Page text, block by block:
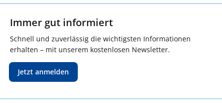
Immer gut informiert
Schnell und zuverlässig die wichtigsten Informationen
erhalten – mit unserem kostenlosen Newsletter.
Jetzt anmelden